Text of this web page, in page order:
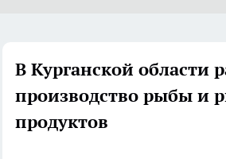
В Курганской области
производство рыбы и
продуктов